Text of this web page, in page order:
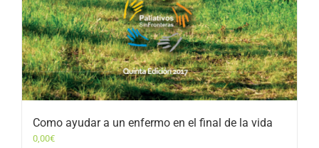
Como ayudar a un enfermo en el final de la vida
0,00€